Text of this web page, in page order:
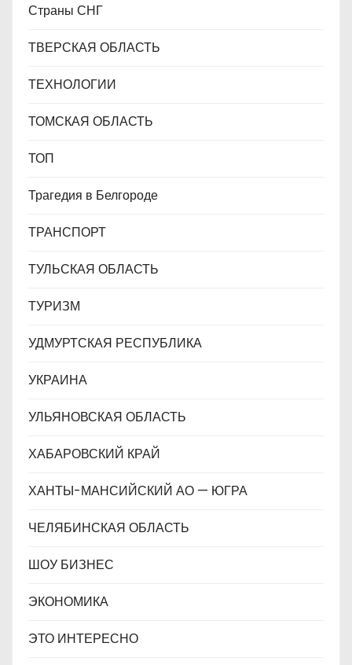
Страны СНГ
ТВЕРСКАЯ ОБЛАСТЬ
ТЕХНОЛОГИИ
ТОМСКАЯ ОБЛАСТЬ
ТОП
Трагедия в Белгороде
ТРАНСПОРТ
ТУЛЬСКАЯ ОБЛАСТЬ
ТУРИЗМ
УДМУРТСКАЯ РЕСПУБЛИКА
УКРАИНА
УЛЬЯНОВСКАЯ ОБЛАСТЬ
ХАБАРОВСКИЙ КРАЙ
ХАНТЫ-МАНСИЙСКИЙ АО — ЮГРА
ЧЕЛЯБИНСКАЯ ОБЛАСТЬ
ШОУ БИЗНЕС
ЭКОНОМИКА
ЭТО ИНТЕРЕСНО